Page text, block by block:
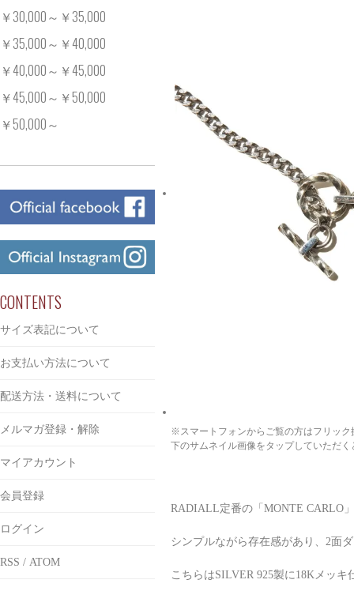
※スマートフォンからご覧の方はフリック
下のサムネイル画像をタップしていただ
RADIALL定番の「MONTE CARLO
シンプルながら存在感があり、2面
こちらはSILVER 925製に18Kメッ
￥30,000～￥35,000
￥35,000～￥40,000
￥40,000～￥45,000
￥45,000～￥50,000
￥50,000～
CONTENTS
サイズ表記について
お支払い方法について
配送方法・送料について
メルマガ登録・解除
マイアカウント
会員登録
ログイン
RSS / ATOM